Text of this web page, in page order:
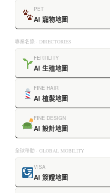
PET
AI 寵物地圖
專業名錄 · DIRECTORIES
FERTILITY
AI 生殖地圖
FINE HAIR
AI 植髮地圖
FINE DESIGN
AI 設計地圖
全球移動 · GLOBAL MOBILITY
VISA
AI 簽證地圖